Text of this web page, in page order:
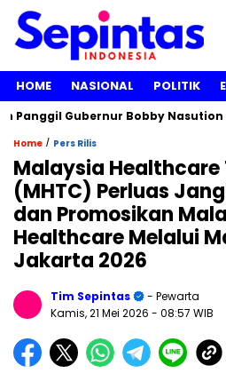
HOME NASIONAL POLITIK
Gubernur Bobby Nasution
Home / Pers Rilis
Malaysia Healthcare
(MHTC) Perluas
dan Promosikan
Healthcare Melalui
Jakarta 2026
Tim Sepintas
- Pewarta
Kamis, 21 Mei 2026 - 08:57 WIB